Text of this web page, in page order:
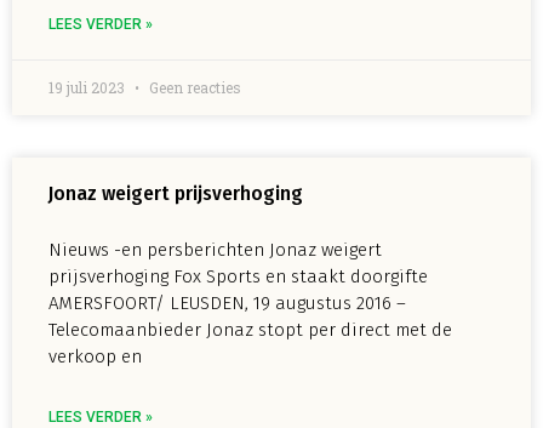
LEES VERDER »
19 juli 2023 Geen reacties
Jonaz weigert prijsverhoging
Nieuws -en persberichten Jonaz weigert
prijsverhoging Fox Sports en staakt doorgifte
AMERSFOORT/ LEUSDEN, 19 augustus 2016 –
Telecomaanbieder Jonaz stopt per direct met de
verkoop en
LEES VERDER »